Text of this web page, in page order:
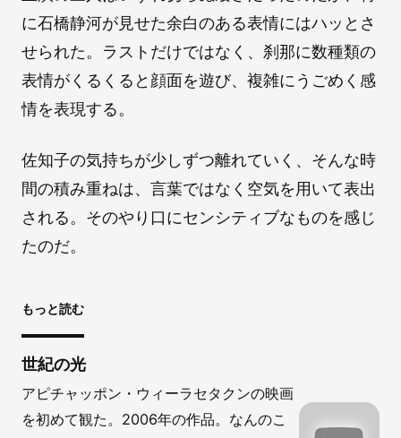
に石橋静河が見せた余白のある表情にはハッとさ
せられた。ラストだけではなく、刹那に数種類の
表情がくるくると顔面を遊び、複雑にうごめく感
情を表現する。
佐知子の気持ちが少しずつ離れていく、そんな時
間の積み重ねは、言葉ではなく空気を用いて表出
される。そのやり口にセンシティブなものを感じ
たのだ。
もっと読む
世紀の光
アピチャッポン・ウィーラセタクンの映画
を初めて観た。2006年の作品。なんのこ